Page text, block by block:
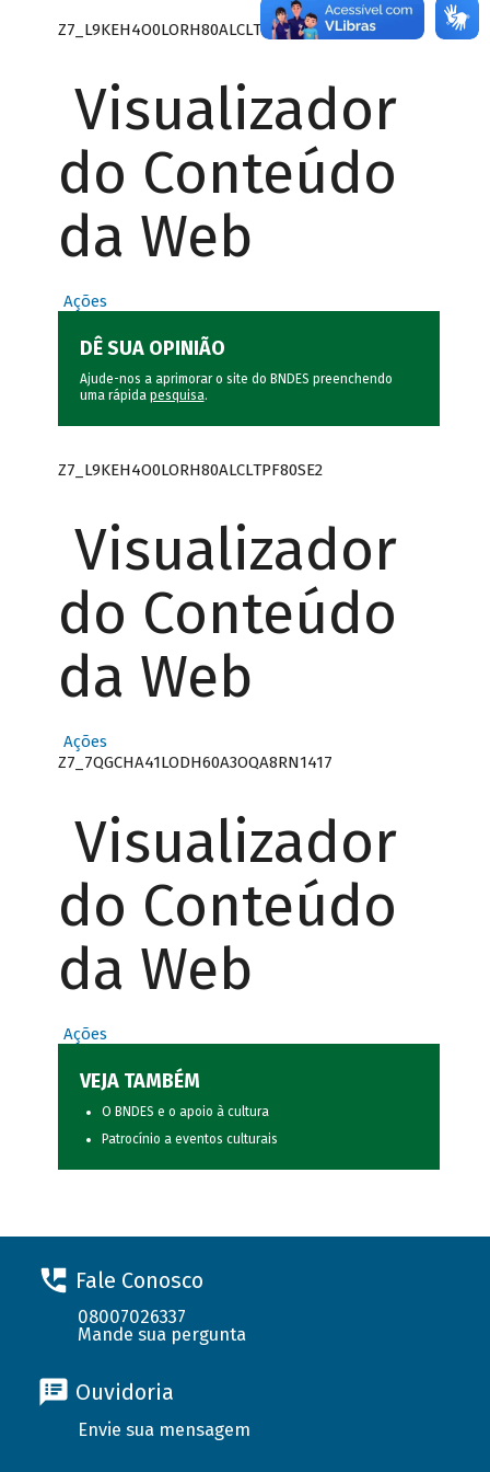
Z7_L9KEH4O0LORH80ALCLTPF80SE0
Visualizador
do Conteúdo
da Web
Ações
DÊ SUA OPINIÃO
Ajude-nos a aprimorar o site do BNDES preenchendo
uma rápida pesquisa.
Z7_L9KEH4O0LORH80ALCLTPF80SE2
Visualizador
do Conteúdo
da Web
Ações
Z7_7QGCHA41LODH60A3OQA8RN1417
Visualizador
do Conteúdo
da Web
Ações
VEJA TAMBÉM
O BNDES e o apoio à cultura
Patrocínio a eventos culturais
Fale Conosco
08007026337
Mande sua pergunta
Ouvidoria
Envie sua mensagem